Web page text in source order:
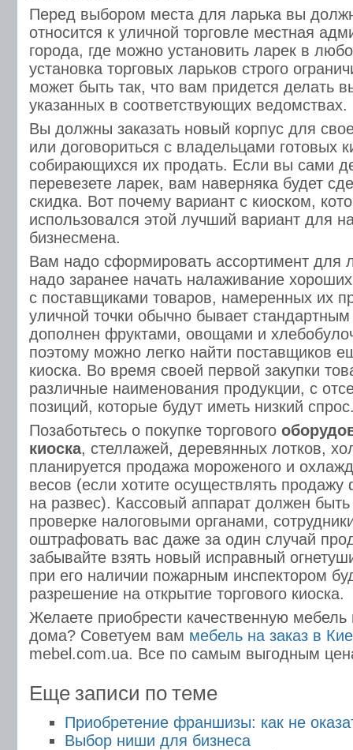
Перед выбором места для ларька вы
относится к уличной торговле местная
города, где можно установить ларек в
установка торговых ларьков строго
может быть так, что вам придется делать
указанных в соответствующих ведомствах.
Вы должны заказать новый корпус для
или договориться с владельцами готовых
собирающихся их продать. Если вы сами
перевезете ларек, вам наверняка будет
скидка. Вот почему вариант с киоском,
использовался этой лучший вариант для
бизнесмена.
Вам надо сформировать ассортимент для
надо заранее начать налаживание
с поставщиками товаров, намеренных их
уличной точки обычно бывает
дополнен фруктами, овощами и
поэтому можно легко найти поставщиков
киоска. Во время своей первой закупки
различные наименования продукции, с
позиций, которые будут иметь низкий
Позаботьтесь о покупке торгового
киоска, стеллажей, деревянных лотков,
планируется продажа мороженого и
весов (если хотите осуществлять
на развес). Кассовый аппарат должен быть
проверке налоговыми органами,
оштрафовать вас даже за один случай
забывайте взять новый исправный
при его наличии пожарным инспектором
разрешение на открытие торгового киоска.
Желаете приобрести качественную мебель
дома? Советуем вам мебель на заказ в
mebel.com.ua. Все по самым выгодным
Еще записи по теме
Приобретение франшизы: как не
Выбор ниши для бизнеса